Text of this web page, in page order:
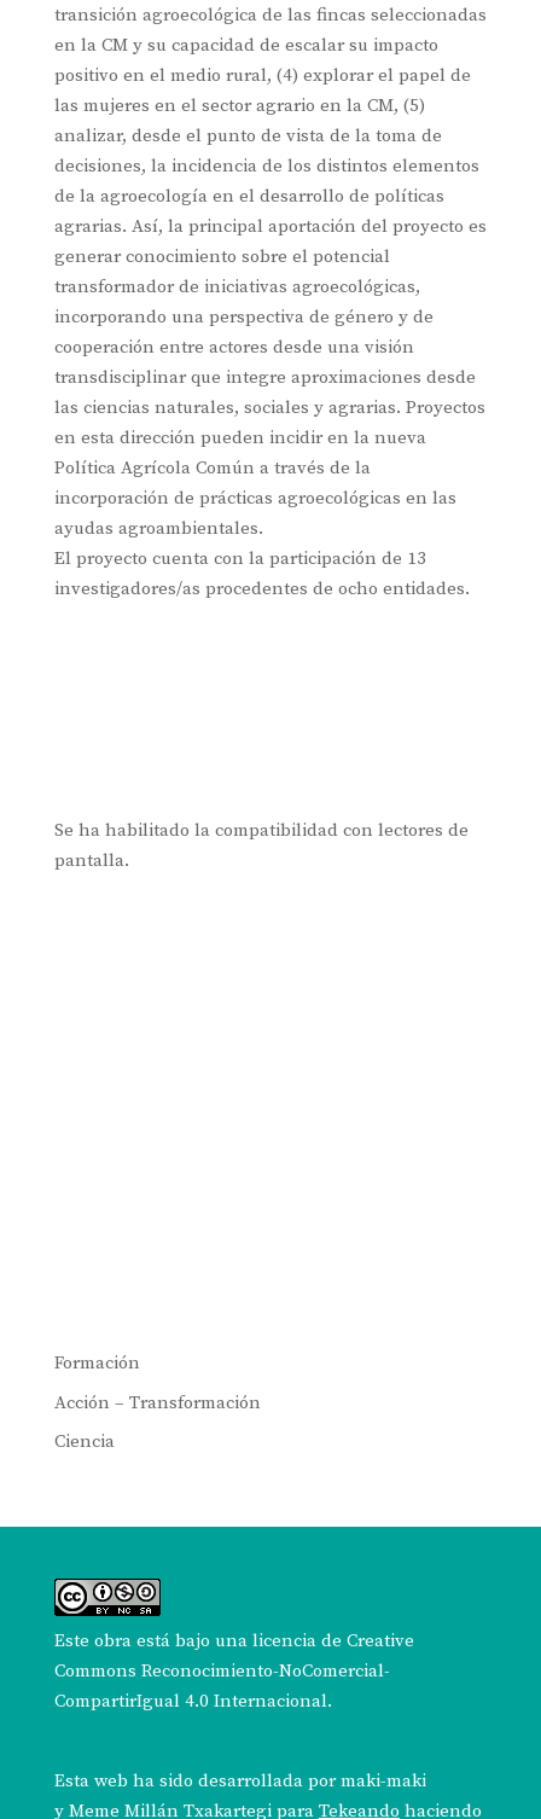
transición agroecológica de las fincas seleccionadas
en la CM y su capacidad de escalar su impacto
positivo en el medio rural, (4) explorar el papel de
las mujeres en el sector agrario en la CM, (5)
analizar, desde el punto de vista de la toma de
decisiones, la incidencia de los distintos elementos
de la agroecología en el desarrollo de políticas
agrarias. Así, la principal aportación del proyecto es
generar conocimiento sobre el potencial
transformador de iniciativas agroecológicas,
incorporando una perspectiva de género y de
cooperación entre actores desde una visión
transdisciplinar que integre aproximaciones desde
las ciencias naturales, sociales y agrarias. Proyectos
en esta dirección pueden incidir en la nueva
Política Agrícola Común a través de la
incorporación de prácticas agroecológicas en las
ayudas agroambientales.
El proyecto cuenta con la participación de 13
investigadores/as procedentes de ocho entidades.
Se ha habilitado la compatibilidad con lectores de
pantalla.
Formación
Acción – Transformación
Ciencia
Este obra está bajo una licencia de Creative
Commons Reconocimiento-NoComercial-
CompartirIgual 4.0 Internacional.
Esta web ha sido desarrollada pormaki-maki
y Meme Millán Txakartegipara Tekeando haciendo